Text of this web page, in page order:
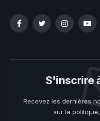
FacebookTwitterInstagram
S'inscrire
Recevez les dernières
sur la